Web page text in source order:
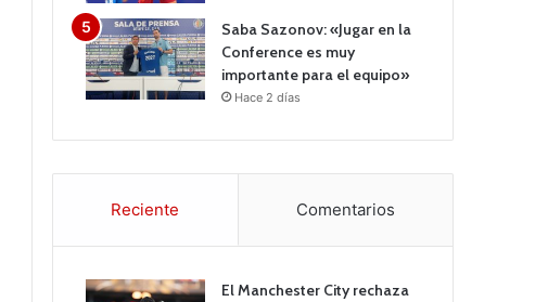
Saba Sazonov: «Jugar en la
Conference es muy
importante para el equipo»
Hace 2 días
Reciente Comentarios
El Manchester City rechaza